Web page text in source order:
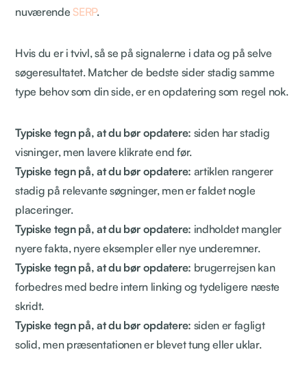
nuværendeSERP.
Hvis du er i tvivl, så se på signalerne i data og på selve
søgeresultatet. Matcher de bedste sider stadig samme
type behov som din side, er en opdatering som regel nok.
Typiske tegn på, at du bør opdatere: siden har stadig
visninger, men lavere klikrate end før.
Typiske tegn på, at du bør opdatere: artiklen rangerer
stadig på relevante søgninger, men er faldet nogle
placeringer.
Typiske tegn på, at du bør opdatere: indholdet mangler
nyere fakta, nyere eksempler eller nye underemner.
Typiske tegn på, at du bør opdatere: brugerrejsen kan
forbedres med bedre intern linking og tydeligere næste
skridt.
Typiske tegn på, at du bør opdatere: siden er fagligt
solid, men præsentationen er blevet tung eller uklar.